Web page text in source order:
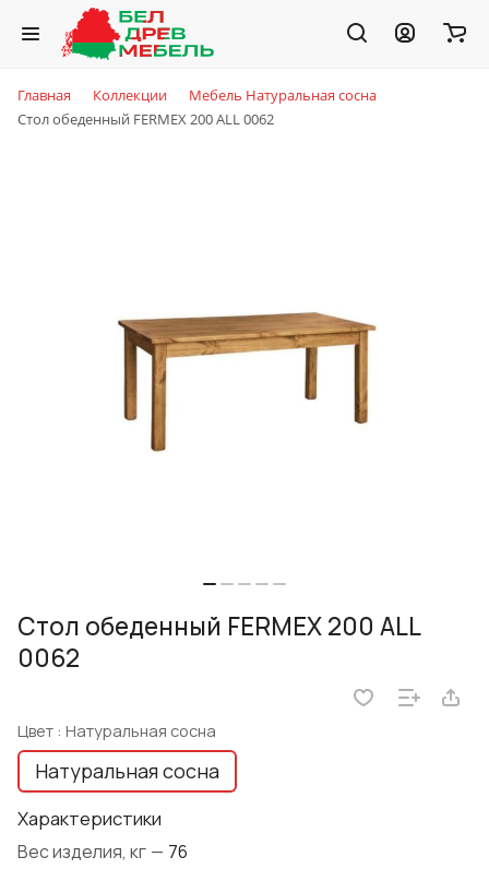
Главная Коллекции
Мебель Натуральная сосна
Стол обеденный FERMEX 200 ALL 0062
Стол обеденный FERMEX 200 ALL
0062
Цвет : Натуральная сосна
Натуральная сосна
Характеристики
Вес изделия, кг — 76